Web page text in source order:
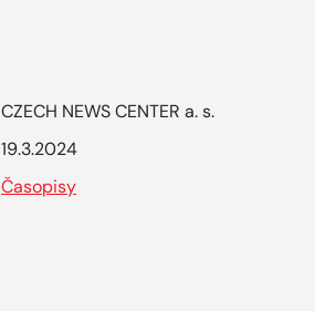
CZECH NEWS CENTER a. s.
19.3.2024
Časopisy